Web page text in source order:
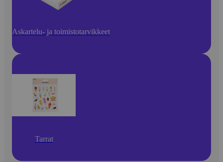
Askartelu- ja toimistotarvikkeet
Tarrat